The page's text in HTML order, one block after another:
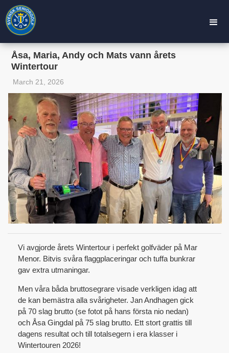
Åsa, Maria, Andy och Mats vann årets
Wintertour
March 21, 2026
Vi avgjorde årets Wintertour i perfekt golfväder på Mar
Menor. Bitvis svåra flaggplaceringar och tuffa bunkrar
gav extra utmaningar.
Men våra båda bruttosegrare visade verkligen idag att
de kan bemästra alla svårigheter. Jan Andhagen gick
på 70 slag brutto (se fotot på hans första nio nedan)
och Åsa Gingdal på 75 slag brutto. Ett stort grattis till
dagens resultat och till totalsegern i era klasser i
Wintertouren 2026!